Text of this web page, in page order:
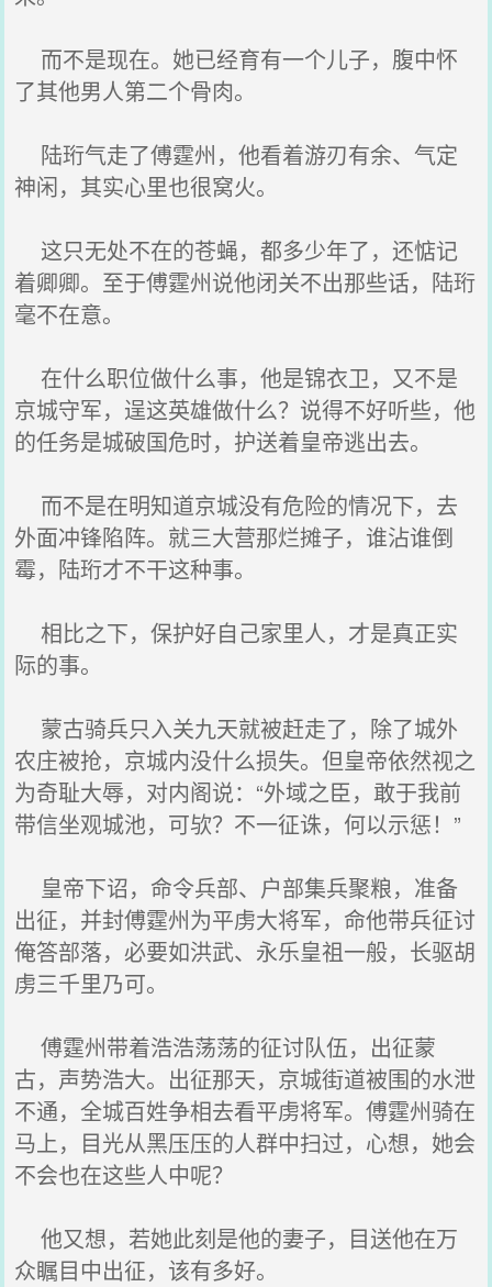
而不是现在。她已经育有一个儿子，腹中怀
了其他男人第二个骨肉。
陆珩气走了傅霆州，他看着游刃有余、气定
神闲，其实心里也很窝火。
这只无处不在的苍蝇，都多少年了，还惦记
着卿卿。至于傅霆州说他闭关不出那些话，陆珩
毫不在意。
在什么职位做什么事，他是锦衣卫，又不是
京城守军，逞这英雄做什么？说得不好听些，他
的任务是城破国危时，护送着皇帝逃出去。
而不是在明知道京城没有危险的情况下，去
外面冲锋陷阵。就三大营那烂摊子，谁沾谁倒
霉，陆珩才不干这种事。
相比之下，保护好自己家里人，才是真正实
际的事。
蒙古骑兵只入关九天就被赶走了，除了城外
农庄被抢，京城内没什么损失。但皇帝依然视之
为奇耻大辱，对内阁说：“外域之臣，敢于我前
带信坐观城池，可欤？不一征诛，何以示惩！”
皇帝下诏，命令兵部、户部集兵聚粮，准备
出征，并封傅霆州为平虏大将军，命他带兵征讨
俺答部落，必要如洪武、永乐皇祖一般，长驱胡
虏三千里乃可。
傅霆州带着浩浩荡荡的征讨队伍，出征蒙
古，声势浩大。出征那天，京城街道被围的水泄
不通，全城百姓争相去看平虏将军。傅霆州骑在
马上，目光从黑压压的人群中扫过，心想，她会
不会也在这些人中呢？
他又想，若她此刻是他的妻子，目送他在万
众瞩目中出征，该有多好。